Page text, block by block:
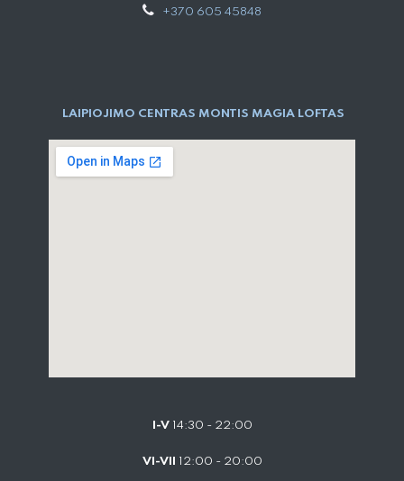
+370 605 45848
LAIPIOJIMO CENTRAS MONTIS MAGIA LOFTAS
I-V14:30 - 22:00
VI-VII 12:00 - 20:00